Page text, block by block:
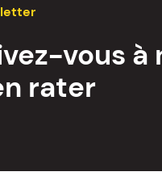
vous
rater